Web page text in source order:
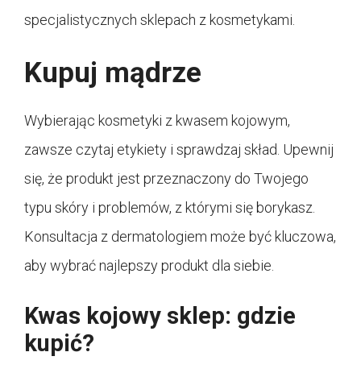
specjalistycznych sklepach z kosmetykami.
Kupuj mądrze
Wybierając kosmetyki z kwasem kojowym,
zawsze czytaj etykiety i sprawdzaj skład. Upewnij
się, że produkt jest przeznaczony do Twojego
typu skóry i problemów, z którymi się borykasz.
Konsultacja z dermatologiem może być kluczowa,
aby wybrać najlepszy produkt dla siebie.
Kwas kojowy sklep: gdzie
kupić?